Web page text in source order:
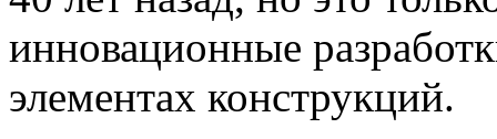
инновационные
элементах конструкций.